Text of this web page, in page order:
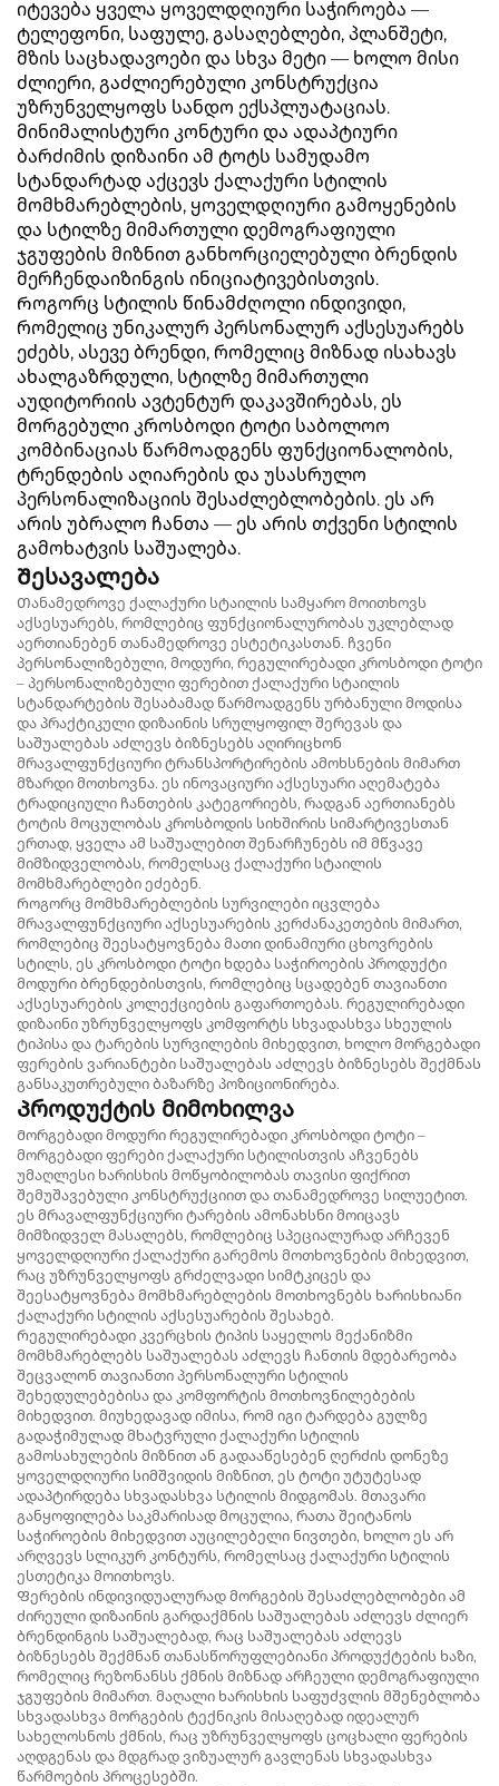
იტევება ყველა ყოველდღიური საჭიროება —
ტელეფონი, საფულე, გასაღებლები, პლანშეტი,
მზის საცხადავოები და სხვა მეტი — ხოლო მისი
ძლიერი, გაძლიერებული კონსტრუქცია
უზრუნველყოფს სანდო ექსპლუატაციას.
მინიმალისტური კონტური და ადაპტიური
ბარძიმის დიზაინი ამ ტოტს სამუდამო
სტანდარტად აქცევს ქალაქური სტილის
მომხმარებლების, ყოველდღიური გამოყენების
და სტილზე მიმართული დემოგრაფიული
ჯგუფების მიზნით განხორციელებული ბრენდის
მერჩენდაიზინგის ინიციატივებისთვის.
Როგორც სტილის წინამძღოლი ინდივიდი,
რომელიც უნიკალურ პერსონალურ აქსესუარებს
ეძებს, ასევე ბრენდი, რომელიც მიზნად ისახავს
ახალგაზრდული, სტილზე მიმართული
აუდიტორიის ავტენტურ დაკავშირებას, ეს
მორგებული კროსბოდი ტოტი საბოლოო
კომბინაციას წარმოადგენს ფუნქციონალობის,
ტრენდების აღიარების და უსასრულო
პერსონალიზაციის შესაძლებლობების. ეს არ
არის უბრალო ჩანთა — ეს არის თქვენი სტილის
გამოხატვის საშუალება.
Შესავალება
Თანამედროვე ქალაქური სტაილის სამყარო მოითხოვს
აქსესუარებს, რომლებიც ფუნქციონალურობას უკლებლად
აერთიანებენ თანამედროვე ესტეტიკასთან. ჩვენი
პერსონალიზებული, მოდური, რეგულირებადი კროსბოდი ტოტი
– პერსონალიზებული ფერებით ქალაქური სტაილის
სტანდარტების შესაბამად წარმოადგენს ურბანული მოდისა
და პრაქტიკული დიზაინის სრულყოფილ შერევას და
საშუალებას აძლევს ბიზნესებს აღირიცხონ
მრავალფუნქციური ტრანსპორტირების ამოხსნების მიმართ
მზარდი მოთხოვნა. ეს ინოვაციური აქსესუარი აღემატება
ტრადიციული ჩანთების კატეგორიებს, რადგან აერთიანებს
ტოტის მოცულობას კროსბოდის სიხშირის სიმარტივესთან
ერთად, ყველა ამ საშუალებით შენარჩუნებს იმ მწვავე
მიმზიდველობას, რომელსაც ქალაქური სტაილის
მომხმარებლები ეძებენ.
Როგორც მომხმარებლების სურვილები იცვლება
მრავალფუნქციური აქსესუარების კერძანაკეთების მიმართ,
რომლებიც შეესატყოვნება მათი დინამიური ცხოვრების
სტილს, ეს კროსბოდი ტოტი ხდება საჭიროების პროდუქტი
მოდური ბრენდებისთვის, რომლებიც სცადებენ თავიანთი
აქსესუარების კოლექციების გაფართოებას. რეგულირებადი
დიზაინი უზრუნველყოფს კომფორტს სხვადასხვა სხეულის
ტიპისა და ტარების სურვილების მიხედვით, ხოლო მორგებადი
ფერების ვარიანტები საშუალებას აძლევს ბიზნესებს შექმნას
განსაკუთრებული ბაზარზე პოზიციონირება.
Პროდუქტის მიმოხილვა
Მორგებადი მოდური რეგულირებადი კროსბოდი ტოტი –
მორგებადი ფერები ქალაქური სტილისთვის აჩვენებს
უმაღლესი ხარისხის მოწყობილობას თავისი ფიქრით
შემუშავებული კონსტრუქციით და თანამედროვე სილუეტით.
ეს მრავალფუნქციური ტარების ამონახსნი მოიცავს
მიმზიდველ მასალებს, რომლებიც სპეციალურად არჩევენ
ყოველდღიური ქალაქური გარემოს მოთხოვნების მიხედვით,
რაც უზრუნველყოფს გრძელვადი სიმტკიცეს და
შეესატყოვნება მომხმარებლების მოთხოვნებს ხარისხიანი
ქალაქური სტილის აქსესუარების შესახებ.
Რეგულირებადი კვერცხის ტიპის საყელოს მექანიზმი
მომხმარებლებს საშუალებას აძლევს ჩანთის მდებარეობა
შეცვალონ თავიანთი პერსონალური სტილის
შეხედულებებისა და კომფორტის მოთხოვნილებების
მიხედვით. მიუხედავად იმისა, რომ იგი ტარდება გულზე
გადაჭიმულად მხატვრული ქალაქური სტილის
გამოსახულების მიზნით ან გადააწესებენ ღერძის დონეზე
ყოველდღიური სიმშვიდის მიზნით, ეს ტოტი უტუტესად
ადაპტირდება სხვადასხვა სტილის მიდგომას. მთავარი
განყოფილება საკმარისად მოცულია, რათა შეიტანოს
საჭიროების მიხედვით აუცილებელი ნივთები, ხოლო ეს არ
არღვევს სლიკურ კონტურს, რომელსაც ქალაქური სტილის
ესთეტიკა მოითხოვს.
Ფერების ინდივიდუალურად მორგების შესაძლებლობები ამ
ძირეული დიზაინის გარდაქმნის საშუალებას აძლევს ძლიერ
ბრენდინგის საშუალებად, რაც საშუალებას აძლევს
ბიზნესებს შექმნან თანასწორუფლებიანი პროდუქტების ხაზი,
რომელიც რეზონანსს ქმნის მიზნად არჩეული დემოგრაფიული
ჯგუფების მიმართ. მაღალი ხარისხის საფუძვლის მშენებლობა
სხვადასხვა მორგების ტექნიკის მისაღებად იდეალურ
სახელოსნოს ქმნის, რაც უზრუნველყოფს ცოცხალი ფერების
აღდგენას და მდგრად ვიზუალურ გავლენას სხვადასხვა
წარმოების პროცესებში.